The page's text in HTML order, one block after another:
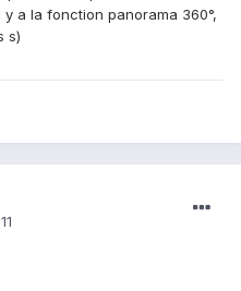
a la fonction panorama 360°,
s)